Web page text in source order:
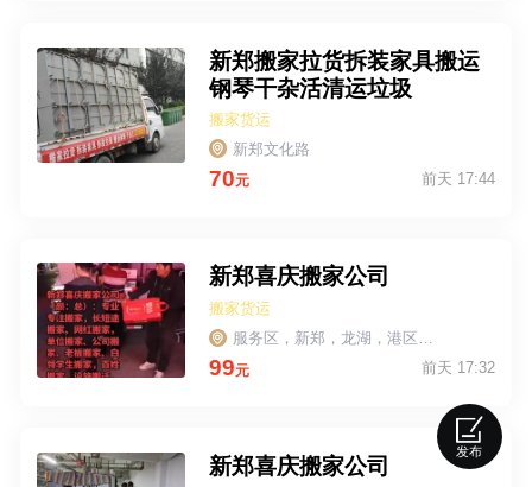
新郑搬家拉货拆装家具搬运
钢琴干杂活清运垃圾
搬家货运
新郑文化路
70元 前天 17:44
新郑喜庆搬家公司
搬家货运
99元 前天 17:32
新郑喜庆搬家公司
发布